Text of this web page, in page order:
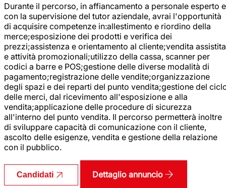
Durante il percorso, in affiancamento a personale esperto e
con la supervisione del tutor aziendale, avrai l'opportunità
di acquisire competenze in:allestimento e riordino della
merce;esposizione dei prodotti e verifica dei
prezzi;assistenza e orientamento al cliente;vendita assistita
e attività promozionali;utilizzo della cassa, scanner per
codici a barre e POS;gestione delle diverse modalità di
pagamento;registrazione delle vendite;organizzazione
degli spazi e dei reparti del punto vendita;gestione del
delle merci, dal ricevimento all'esposizione e alla
vendita;applicazione delle procedure di sicurezza
all'interno del punto vendita. Il percorso permetterà inoltre
di sviluppare capacità di comunicazione con il cliente,
ascolto delle esigenze, vendita e gestione della relazione
con il pubblico.
Candidati Dettaglio annuncio